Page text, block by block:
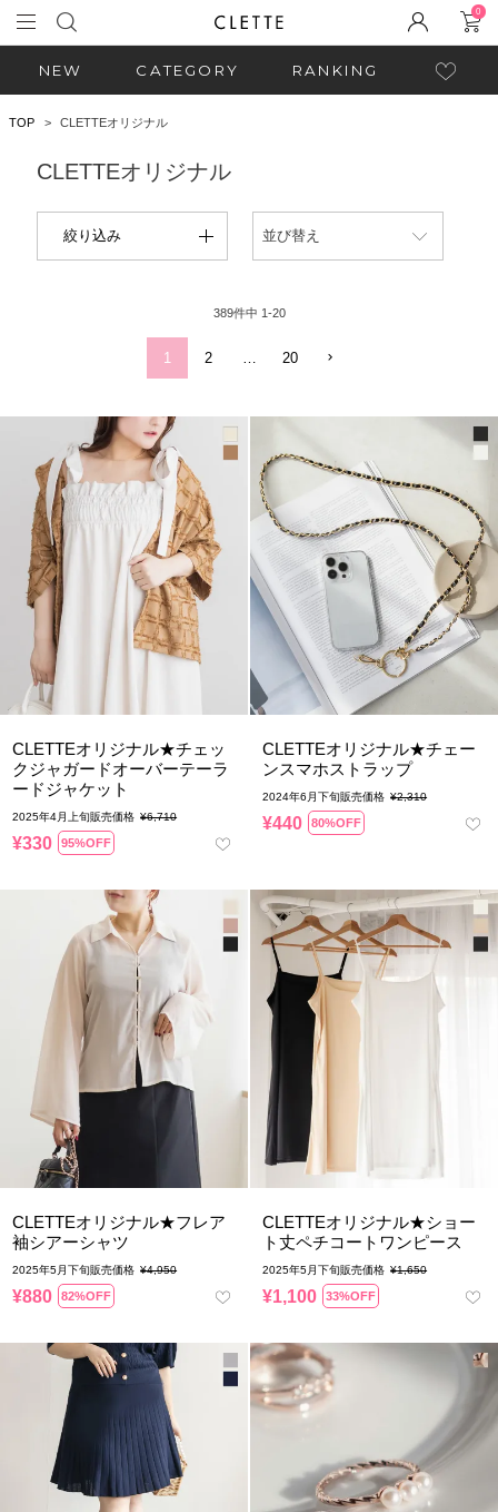
0
NEW CATEGORY RANKING
TOP CLETTEオリジナル
CLETTEオリジナル
絞り込み 並び替え
389件中 1-20
1 2 20
CLETTEオリジナル★チェッ
クジャガードオーバーテーラ
ードジャケット
2025年4月上旬販売価格 ¥6,710
¥330 95%OFF
CLETTEオリジナル★チェー
ンスマホストラップ
2024年6月下旬販売価格 ¥2,310
¥440 80%OFF
CLETTEオリジナル★フレア
袖シアーシャツ
2025年5月下旬販売価格 ¥4,950
¥880 82%OFF
CLETTEオリジナル★ショー
ト丈ペチコートワンピース
2025年5月下旬販売価格 ¥1,650
¥1,100 33%OFF